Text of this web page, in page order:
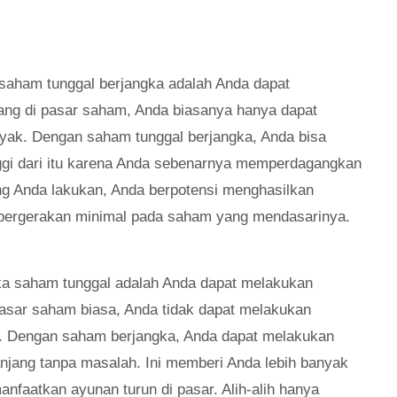
tunggal berjangka adalah Anda dapat
di pasar saham, Anda biasanya hanya dapat
Dengan saham tunggal berjangka, Anda bisa
dari itu karena Anda sebenarnya memperdagangkan
Anda lakukan, Anda berpotensi menghasilkan
minimal pada saham yang mendasarinya.
saham tunggal adalah Anda dapat melakukan
saham biasa, Anda tidak dapat melakukan
saham berjangka, Anda dapat melakukan
tanpa masalah. Ini memberi Anda lebih banyak
ayunan turun di pasar. Alih-alih hanya